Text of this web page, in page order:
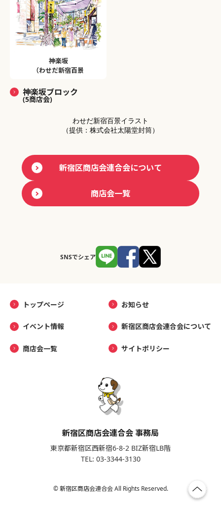
神楽坂
（わせだ新宿百景
神楽坂ブロック
(5商店会)
わせだ新宿百景イラスト
（提供：株式会社太陽堂封筒）
新宿区商店会連合会について
商店会一覧
SNSでシェア
トップページ お知らせ
イベント情報 新宿区商店会連合会について
商店会一覧 サイトポリシー
新宿区商店会連合会 事務局
東京都新宿区西新宿6-8-2 BIZ新宿LB階
TEL: 03-3344-3130
© 新宿区商店会連合会 All Rights Reserved.